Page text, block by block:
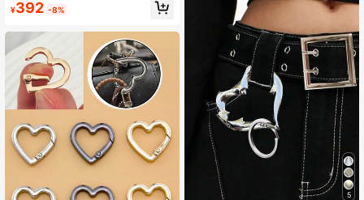
売り切れ間近！
¥392 -8%
5